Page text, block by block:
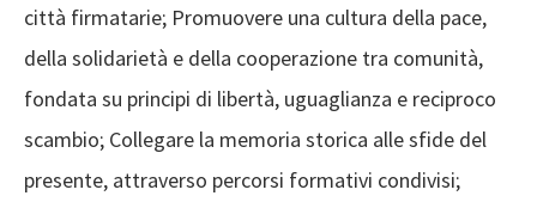
città firmatarie; Promuovere una cultura della pace,
della solidarietà e della cooperazione tra comunità,
fondata su principi di libertà, uguaglianza e reciproco
scambio; Collegare la memoria storica alle sfide del
presente, attraverso percorsi formativi condivisi;